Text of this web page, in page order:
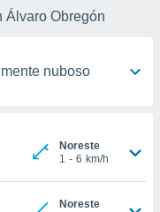
Álvaro Obregón
nuboso
Noreste
1 - 6 km/h
Noreste